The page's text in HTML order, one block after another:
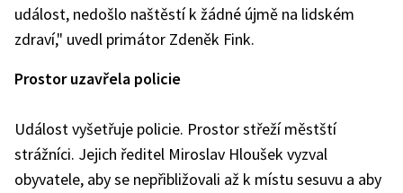
událost, nedošlo naštěstí k žádné újmě na lidském
zdraví," uvedl primátor Zdeněk Fink.
Prostor uzavřela policie
Událost vyšetřuje policie. Prostor střeží městští
strážníci. Jejich ředitel Miroslav Hloušek vyzval
obyvatele, aby se nepřibližovali až k místu sesuvu a aby